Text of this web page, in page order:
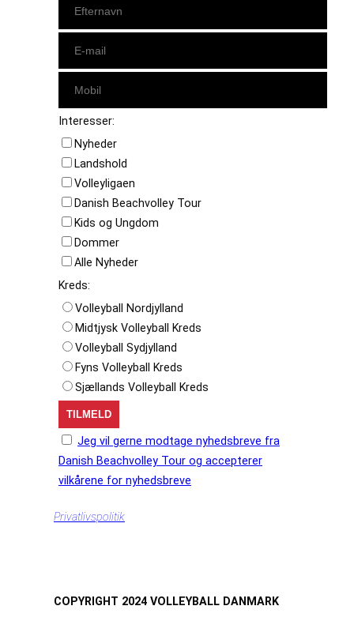
Interesser:
Nyheder
Landshold
Volleyligaen
Danish Beachvolley Tour
Kids og Ungdom
Dommer
Alle Nyheder
Kreds:
Volleyball Nordjylland
Midtjysk Volleyball Kreds
Volleyball Sydjylland
Fyns Volleyball Kreds
Sjællands Volleyball Kreds
Jeg vil gerne modtage nyhedsbreve fra
Danish Beachvolley Tour og accepterer
vilkårene for nyhedsbreve
Privatlivspolitik
COPYRIGHT 2024 VOLLEYBALL DANMARK